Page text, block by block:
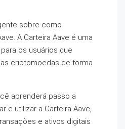
sobre como
A Carteira Aave é uma
os usuários que
criptomoedas de forma
aprenderá passo a
e utilizar a Carteira Aave,
e ativos digitais